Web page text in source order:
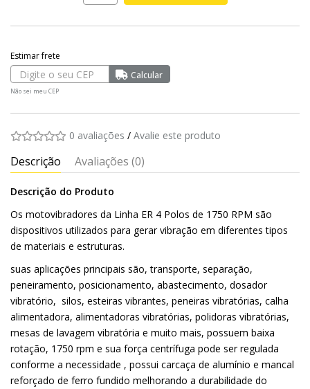
Não sei meu CEP
0 avaliações / Avalie este produto
Descrição Avaliações (0)
Descrição do Produto
Os motovibradores da Linha ER 4 Polos de 1750 RPM são
dispositivos utilizados para gerar vibração em diferentes tipos
de materiais e estruturas.
suas aplicações principais são, transporte, separação,
peneiramento, posicionamento, abastecimento, dosador
vibratório, silos, esteiras vibrantes, peneiras vibratórias, calha
alimentadora, alimentadoras vibratórias, polidoras vibratórias,
mesas de lavagem vibratória e muito mais, possuem baixa
rotação, 1750 rpm e sua força centrífuga pode ser regulada
conforme a necessidade , possui carcaça de alumínio e mancal
reforçado de ferro fundido melhorando a durabilidade do